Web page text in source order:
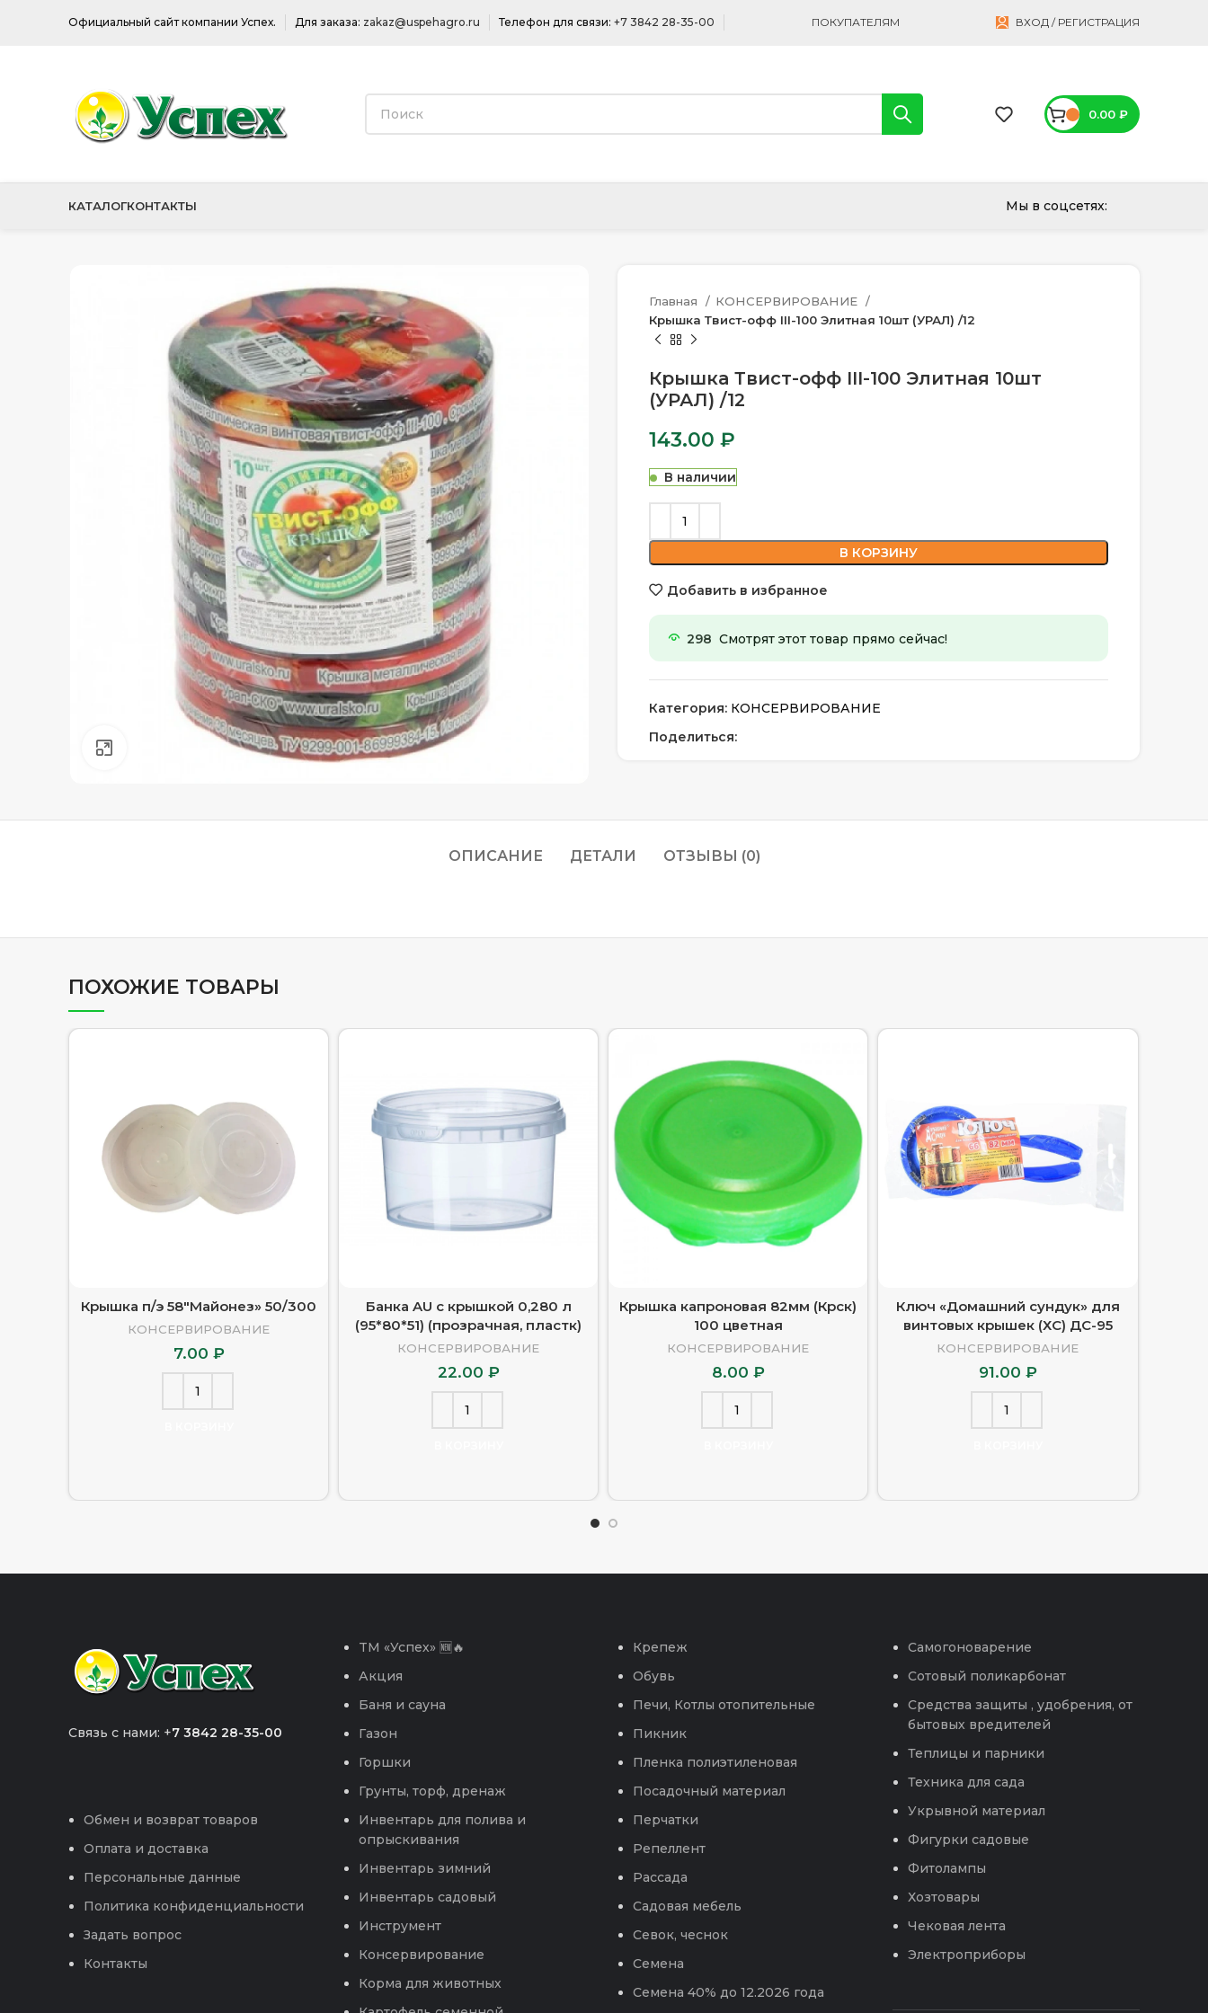
Официальный сайт компании Успех. Для заказа: zakaz@uspehagro.ru Телефон для связи: +7 3842 28-35-00 ПОКУПАТЕЛЯМ ВХОД / РЕГИСТРАЦИЯ
0.00 ₽
КАТАЛОГКОНТАКТЫ Мы в соцсетях:
Нажмите, чтобы увеличить
Главная
КОНСЕРВИРОВАНИЕ
Крышка Твист-офф III-100 Элитная 10шт (УРАЛ) /12
Крышка Твист-офф III-100 Элитная 10шт
(УРАЛ) /12
143.00 ₽
В наличии
В КОРЗИНУ
Добавить в избранное
298 Смотрят этот товар прямо сейчас!
Категория: КОНСЕРВИРОВАНИЕ
Поделиться:
ОПИСАНИЕ ДЕТАЛИ ОТЗЫВЫ (0)
ПОХОЖИЕ ТОВАРЫ
Крышка п/э 58″Майонез» 50/300
КОНСЕРВИРОВАНИЕ
7.00 ₽
Банка AU с крышкой 0,280 л
(95*80*51) (прозрачная, пластк)
КОНСЕРВИРОВАНИЕ
22.00 ₽
Крышка капроновая 82мм (Крск)
100 цветная
КОНСЕРВИРОВАНИЕ
8.00 ₽
Ключ «Домашний сундук» для
винтовых крышек (ХС) ДС-95
КОНСЕРВИРОВАНИЕ
91.00 ₽
Связь с нами: +7 3842 28-35-00
Обмен и возврат товаров
Оплата и доставка
Персональные данные
Политика конфиденциальности
Задать вопрос
Контакты
TM «Успех» 🆕🔥
Акция
Баня и сауна
Газон
Горшки
Грунты, торф, дренаж
Инвентарь для полива и
опрыскивания
Инвентарь зимний
Инвентарь садовый
Инструмент
Консервирование
Корма для животных
Крепеж
Обувь
Печи, Котлы отопительные
Пикник
Пленка полиэтиленовая
Посадочный материал
Перчатки
Репеллент
Рассада
Садовая мебель
Севок, чеснок
Семена
Семена 40% до 12.2026 года
Самогоноварение
Сотовый поликарбонат
Средства защиты , удобрения, от
бытовых вредителей
Теплицы и парники
Техника для сада
Укрывной материал
Фигурки садовые
Фитолампы
Хозтовары
Чековая лента
Электроприборы